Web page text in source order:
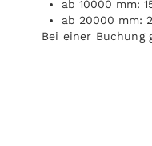
ab 10000 mm:
ab 20000 mm:
Bei einer Buchung